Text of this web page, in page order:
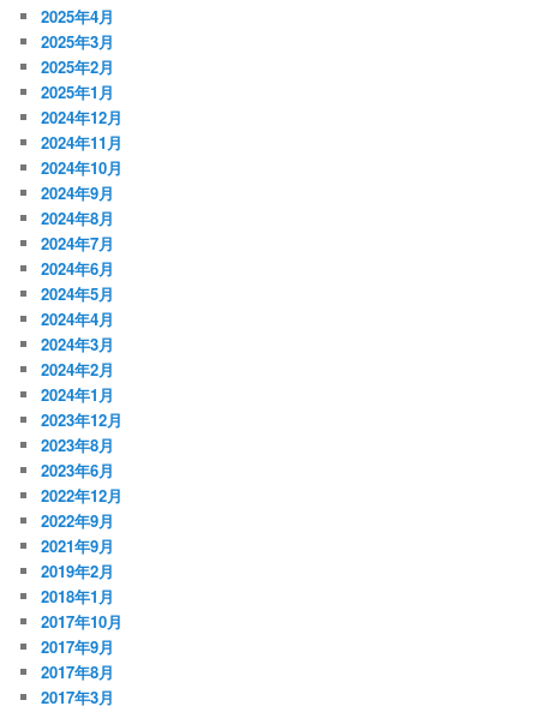
2025年4月
2025年3月
2025年2月
2025年1月
2024年12月
2024年11月
2024年10月
2024年9月
2024年8月
2024年7月
2024年6月
2024年5月
2024年4月
2024年3月
2024年2月
2024年1月
2023年12月
2023年8月
2023年6月
2022年12月
2022年9月
2021年9月
2019年2月
2018年1月
2017年10月
2017年9月
2017年8月
2017年3月